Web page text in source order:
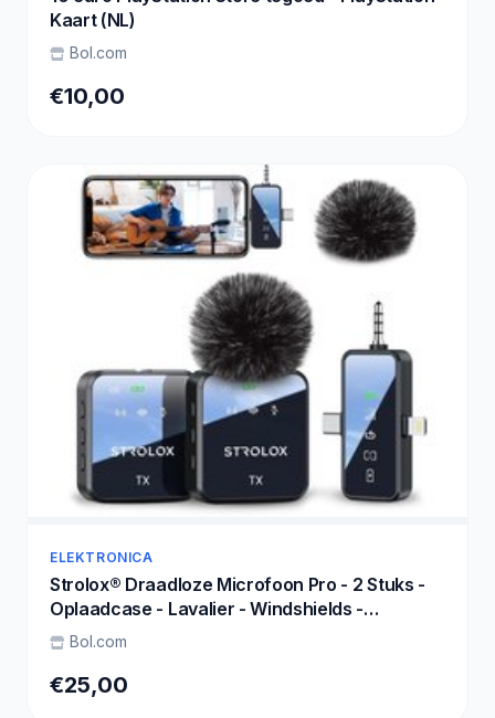
Kaart (NL)
Bol.com
€10,00
ELEKTRONICA
Strolox® Draadloze Microfoon Pro - 2 Stuks -
Oplaadcase - Lavalier - Windshields -
Dasspeld - Lange Batterij - USB-C/Lightning -
Plug & Play
Bol.com
€25,00